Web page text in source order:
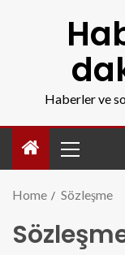
Haberler ve
Home Sözleşme